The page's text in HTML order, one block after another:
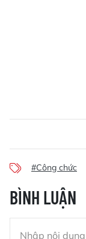
#Công chức
BÌNH LUẬN